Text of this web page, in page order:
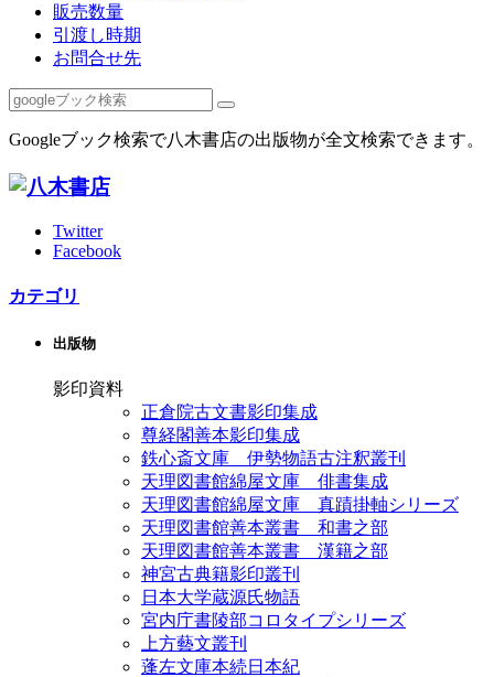
販売数量
引渡し時期
お問合せ先
Googleブック検索で八木書店の出版物が全文検索できます。
Twitter
Facebook
カテゴリ
出版物
影印資料
正倉院古文書影印集成
尊経閣善本影印集成
鉄心斎文庫 伊勢物語古注釈叢刊
天理図書館綿屋文庫 俳書集成
天理図書館綿屋文庫 真蹟掛軸シリーズ
天理図書館善本叢書 和書之部
天理図書館善本叢書 漢籍之部
神宮古典籍影印叢刊
日本大学蔵源氏物語
宮内庁書陵部コロタイプシリーズ
上方藝文叢刊
蓬左文庫本続日本紀